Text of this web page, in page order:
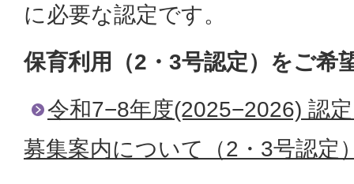
に必要な認定です。
保育利用（2・3号認定）をご希
令和7−8年度(2025−2026) 認
募集案内について（2・3号認定